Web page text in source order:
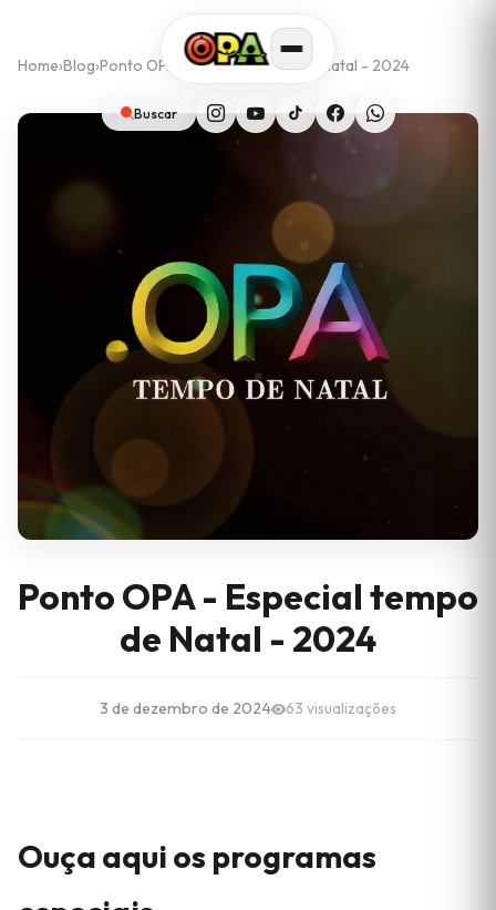
Buscar
Home›Blog›Ponto OPA - Especial tempo de Natal - 2024
Ponto OPA - Especial tempo
de Natal - 2024
3 de dezembro de 2024 63 visualizações
Ouça aqui os programas